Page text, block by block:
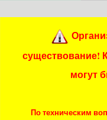
существование!
могут
По техническим